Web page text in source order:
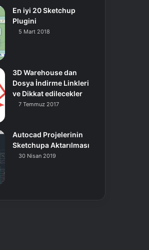
En iyi 20 Sketchup
Plugini
5 Mart 2018
3D Warehouse dan
Dosya İndirme Linkleri
ve Dikkat edilecekler
7 Temmuz 2017
Autocad Projelerinin
Sketchupa Aktarılması
30 Nisan 2019